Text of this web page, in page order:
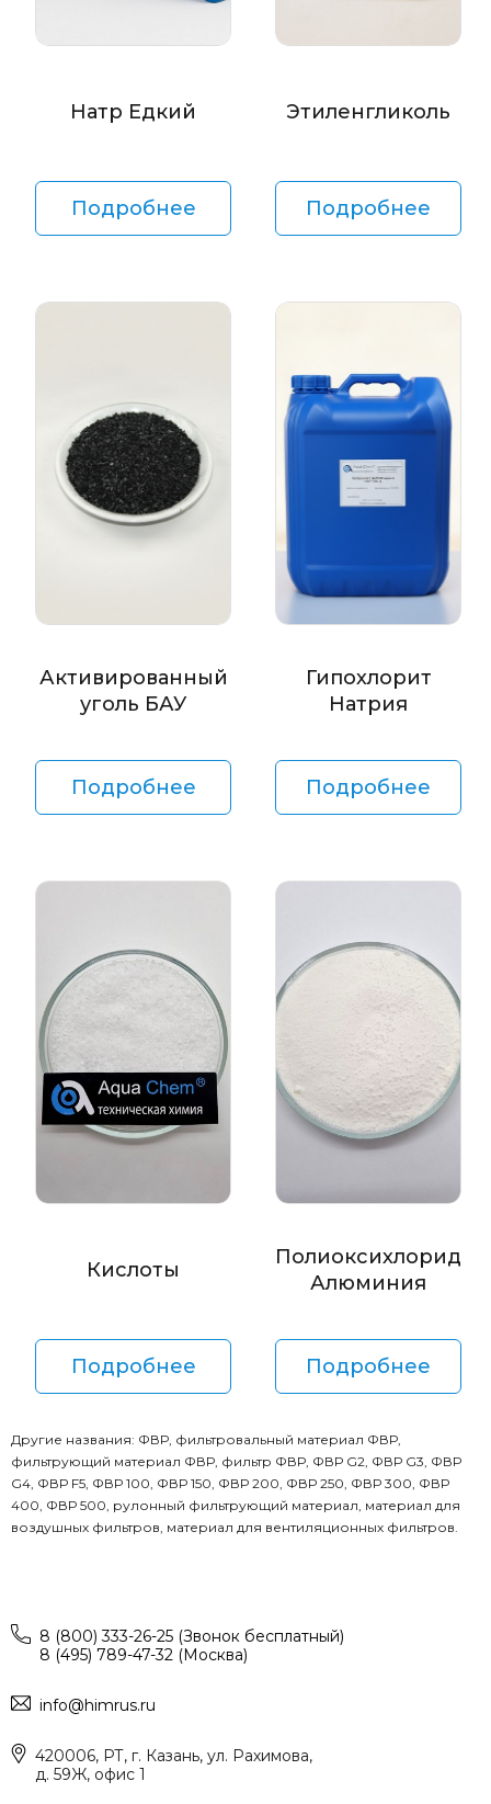
Натр Едкий
Подробнее
Этиленгликоль
Подробнее
Активированный
уголь БАУ
Подробнее
Гипохлорит
Натрия
Подробнее
Кислоты
Подробнее
Полиоксихлорид
Алюминия
Подробнее
Другие названия: ФВР, фильтровальный материал ФВР,
фильтрующий материал ФВР, фильтр ФВР, ФВР G2, ФВР G3, ФВР
G4, ФВР F5, ФВР 100, ФВР 150, ФВР 200, ФВР 250, ФВР 300, ФВР
400, ФВР 500, рулонный фильтрующий материал, материал для
воздушных фильтров, материал для вентиляционных фильтров.
8 (800) 333-26-25 (Звонок бесплатный)
8 (495) 789-47-32 (Москва)
info@himrus.ru
420006, РТ, г. Казань, ул. Рахимова,
д. 59Ж, офис 1